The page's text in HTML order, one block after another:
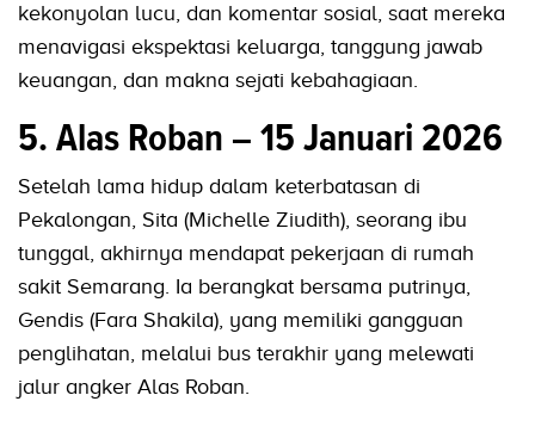
kekonyolan lucu, dan komentar sosial, saat mereka
menavigasi ekspektasi keluarga, tanggung jawab
keuangan, dan makna sejati kebahagiaan.
5. Alas Roban – 15 Januari 2026
Setelah lama hidup dalam keterbatasan di
Pekalongan, Sita (Michelle Ziudith), seorang ibu
tunggal, akhirnya mendapat pekerjaan di rumah
sakit Semarang. Ia berangkat bersama putrinya,
Gendis (Fara Shakila), yang memiliki gangguan
penglihatan, melalui bus terakhir yang melewati
jalur angker Alas Roban.